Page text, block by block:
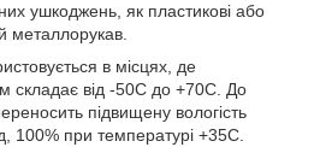
ушкоджень, як пластикові або
металлорукав.
в місцях, де
складає від -50С до +70С. До
підвищену вологість
100% при температурі +35С.